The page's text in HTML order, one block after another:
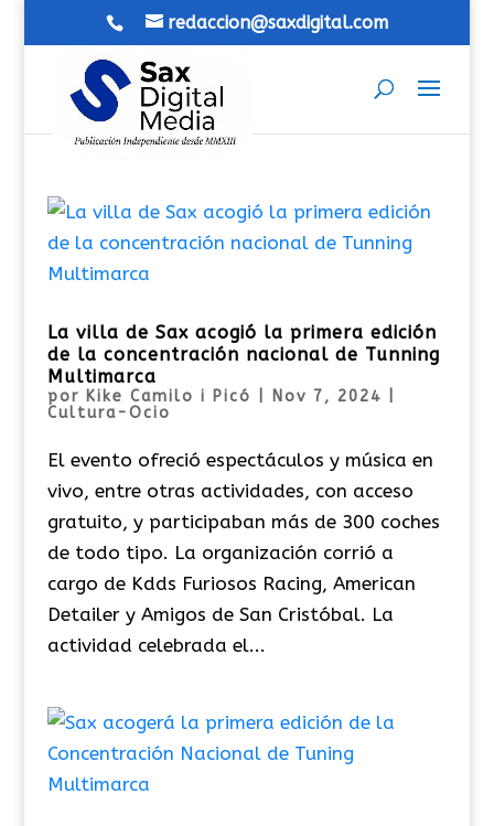
redaccion@saxdigital.com
La villa de Sax acogió la primera edición
de la concentración nacional de Tunning
Multimarca
por Kike Camilo i Picó Nov 7, 2024
Cultura-Ocio
El evento ofreció espectáculos y música en
vivo, entre otras actividades, con acceso
gratuito, y participaban más de 300 coches
de todo tipo. La organización corrió a
cargo de Kdds Furiosos Racing, American
Detailer y Amigos de San Cristóbal. La
actividad celebrada el...